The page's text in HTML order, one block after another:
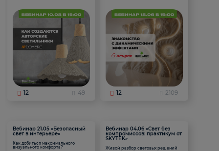
12 49 12 2109
Вебинар 21.05 «Безопасный
свет в интерьере»
Как добиться максимального
визуального комфорта?
Вебинар 04.06 «Свет без
компромиссов: практикум от
SKYTEK»
Живой разбор световых решений